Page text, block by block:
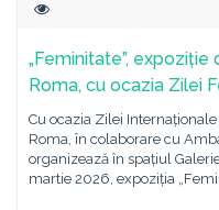
„Feminitate”,
Roma, cu ocazia Zilei
Cu ocazia Zilei
Roma, în colaborare cu
organizează în spațiul
martie 2026, expoziția